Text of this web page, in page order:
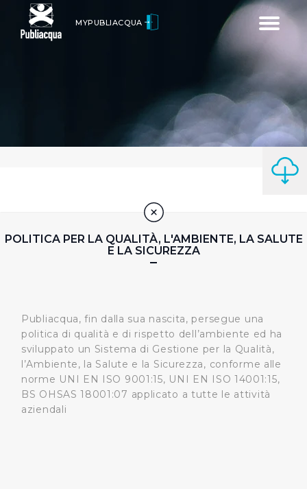
Toggle
MYPUBLIACQUA
POLITICA PER LA QUALITÀ, L'AMBIENTE, LA SALUTE
E LA SICUREZZA
Publiacqua, fin dalla sua nascita, persegue una
politica di qualità e di rispetto dell’ambiente ed ha
sviluppato un Sistema di Gestione per la Qualità,
l’Ambiente, la Salute e la Sicurezza, conforme alle
norme UNI EN ISO 9001:15, UNI EN ISO 14001:15,
BS OHSAS 18001:07 applicato a tutte le attività
aziendali